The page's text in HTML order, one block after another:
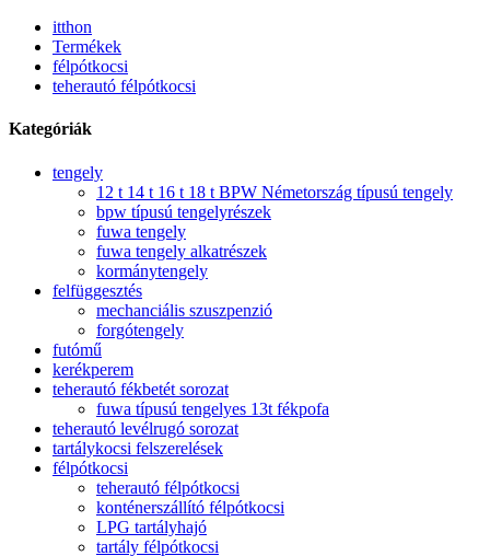
itthon
Termékek
félpótkocsi
teherautó félpótkocsi
Kategóriák
tengely
12 t 14 t 16 t 18 t BPW Németország típusú tengely
bpw típusú tengelyrészek
fuwa tengely
fuwa tengely alkatrészek
kormánytengely
felfüggesztés
mechanciális szuszpenzió
forgótengely
futómű
kerékperem
teherautó fékbetét sorozat
fuwa típusú tengelyes 13t fékpofa
teherautó levélrugó sorozat
tartálykocsi felszerelések
félpótkocsi
teherautó félpótkocsi
konténerszállító félpótkocsi
LPG tartályhajó
tartály félpótkocsi